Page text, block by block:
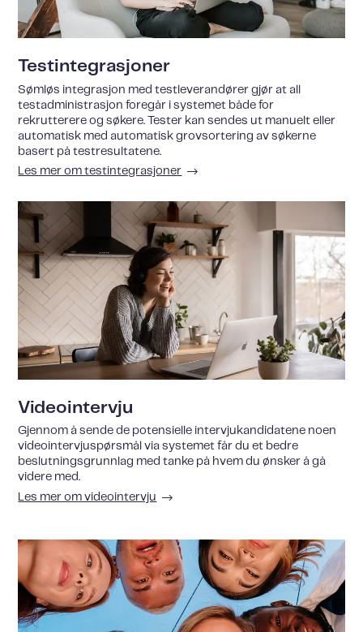
Testintegrasjoner
Sømløs integrasjon med testleverandører gjør at all
testadministrasjon foregår i systemet både for
rekrutterere og søkere. Tester kan sendes ut manuelt eller
automatisk med automatisk grovsortering av søkerne
basert på testresultatene.
Les mer om testintegrasjoner
Videointervju
Gjennom å sende de potensielle intervjukandidatene noen
videointervjuspørsmål via systemet får du et bedre
beslutningsgrunnlag med tanke på hvem du ønsker å gå
videre med.
Les mer om videointervju